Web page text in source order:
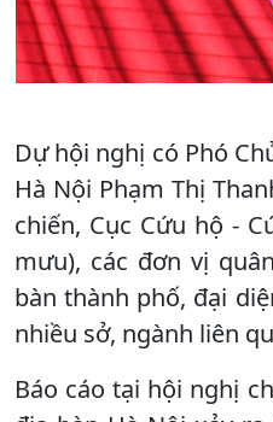
Dự hội nghị có Phó
Hà Nội Phạm Thị
chiến, Cục Cứu hộ -
mưu), các đơn vị
bàn thành phố, đại
nhiều sở, ngành liên
Báo cáo tại hội nghị